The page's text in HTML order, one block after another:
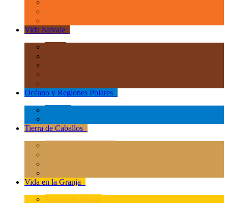
Vida Salvaje
Océano y Regiones Polares
Tierra de Caballos
Vida en la Granja